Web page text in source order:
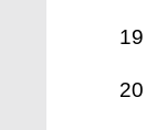
19
20